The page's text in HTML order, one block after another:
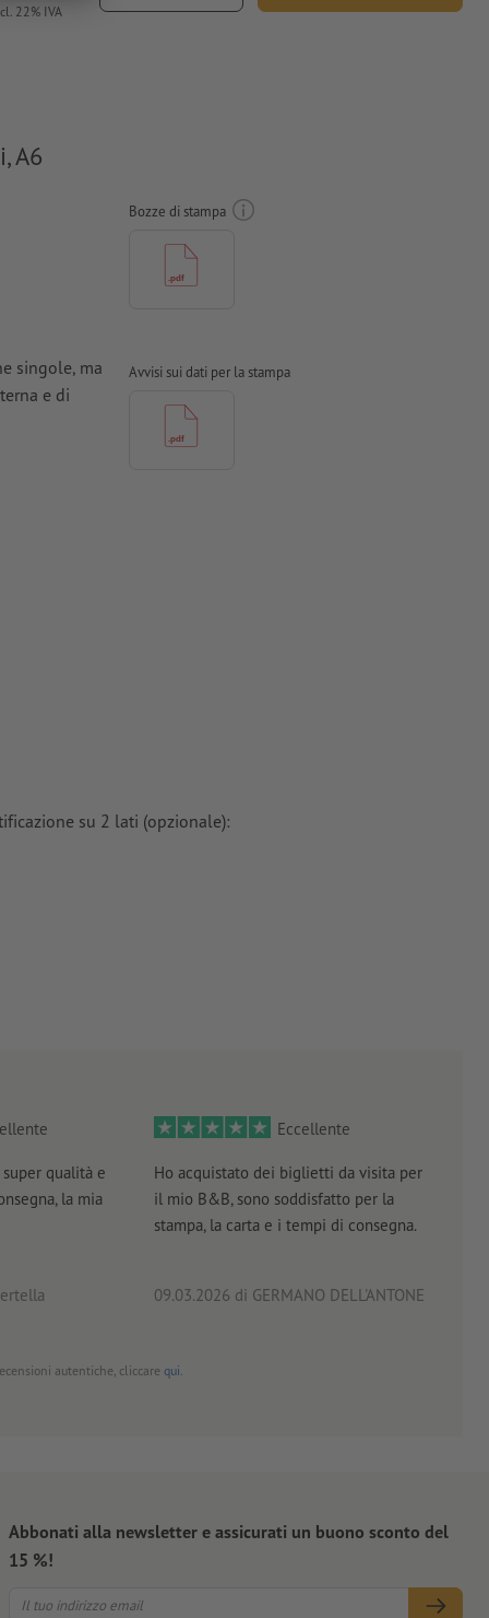
22% IVA
A6
singole, ma
e di
Bozze di stampa
Avvisi sui dati per la stampa
su 2 lati (opzionale):
qualità e
la mia
Eccellente
Ho acquistato dei biglietti da visita per
il mio B&B, sono soddisfatto per la
stampa, la carta e i tempi di consegna.
09.03.2026 di GERMANO DELL'ANTONE
autentiche, cliccare qui
Abbonati alla newsletter e assicurati un buono sconto del
15 %!